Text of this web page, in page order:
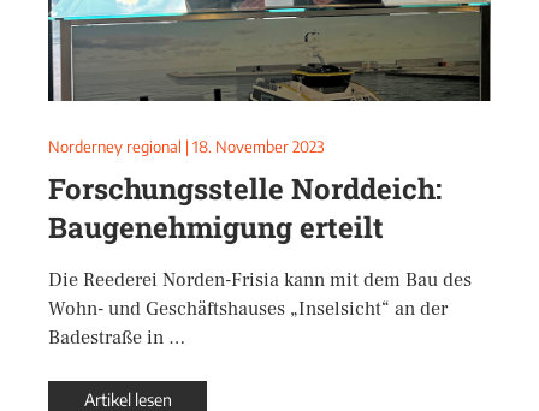
Norderney regional | 18. November 2023
Forschungsstelle Norddeich:
Baugenehmigung erteilt
Die Reederei Norden-Frisia kann mit dem Bau des
Wohn- und Geschäftshauses „Inselsicht“ an der
Badestraße in …
Artikel lesen